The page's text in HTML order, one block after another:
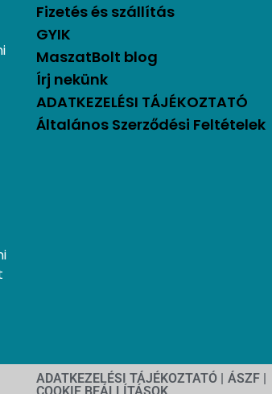
Fizetés és szállítás
GYIK
MaszatBolt blog
Írj nekünk
ADATKEZELÉSI TÁJÉKOZTATÓ
Általános Szerződési Feltételek
ADATKEZELÉSI TÁJÉKOZTATÓ | ÁSZF |